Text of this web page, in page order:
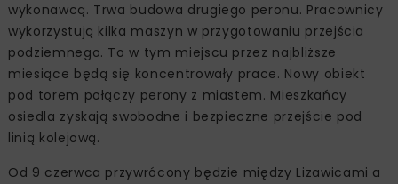
wykonawcą. Trwa budowa drugiego peronu. Pracownicy
wykorzystują kilka maszyn w przygotowaniu przejścia
podziemnego. To w tym miejscu przez najbliższe
miesiące będą się koncentrowały prace. Nowy obiekt
pod torem połączy perony z miastem. Mieszkańcy
osiedla zyskają swobodne i bezpieczne przejście pod
linią kolejową.
Od 9 czerwca przywrócony będzie między Lizawicami a